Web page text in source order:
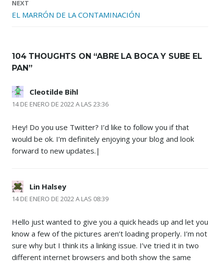
NEXT
EL MARRÓN DE LA CONTAMINACIÓN
104 THOUGHTS ON “ABRE LA BOCA Y SUBE EL
PAN”
Cleotilde Bihl
14 DE ENERO DE 2022 A LAS 23:36
Hey! Do you use Twitter? I’d like to follow you if that
would be ok. I’m definitely enjoying your blog and look
forward to new updates.|
Lin Halsey
14 DE ENERO DE 2022 A LAS 08:39
Hello just wanted to give you a quick heads up and let you
know a few of the pictures aren’t loading properly. I’m not
sure why but I think its a linking issue. I’ve tried it in two
different internet browsers and both show the same